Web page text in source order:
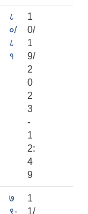
८
०/
८
१
1
0/
1
9/
2
0
2
3
-
1
2:
4
9
७
९-
1
1/